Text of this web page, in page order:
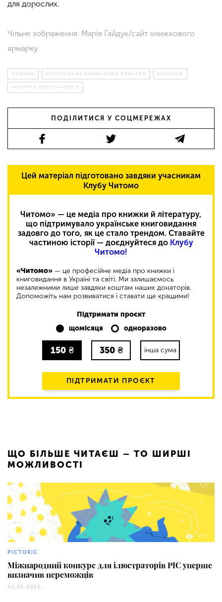
для дорослих.
Чільне зображення: Марія Гайдук/сайт книжкового
ярмарку
НОВИНИ БОЛОНСЬКИЙ КНИЖКОВИЙ ЯРМАРОК БОЛОНЬЯ
КОНКУРС ІЛЮСТРАТОРІВ
ПОДІЛИТИСЯ У СОЦМЕРЕЖАХ
Цей матеріал підготовано завдяки учасникам
Клубу Читомо
Читомо» — це медіа про книжки й літературу,
що підтримувало українське книговидання
задовго до того, як це стало трендом. Ставайте
частиною історії — доєднуйтеся до Клубу
Читомо!
«Читомо» — це професійне медіа про книжки і
книговидання в Україні та світі. Ми залишаємось
незалежними лише завдяки коштам наших донаторів.
Допоможіть нам розвиватися і ставати ще кращими!
Підтримати проєкт
щомісяця
одноразово
150 ₴ 350 ₴ інша сума
ПІДТРИМАТИ ПРОЄКТ
ЩО БІЛЬШЕ ЧИТАЄШ – ТО ШИРШІ
МОЖЛИВОСТІ
409
PICTORIC
Міжнародний конкурс для ілюстраторів PIC уперше
визначив переможців
01.06.2026 -